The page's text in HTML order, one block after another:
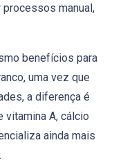
manual,
benefícios para
uma vez que
a diferença é
vitamina A, cálcio
ainda mais